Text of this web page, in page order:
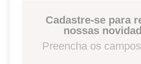
Cadastre-se para
nossas
Preencha os